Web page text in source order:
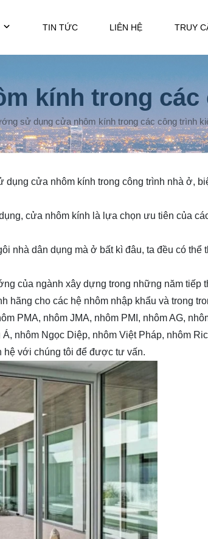
TIN TỨC LIÊN HỆ TRUY
kính trong
sử dụng cửa nhôm kính trong các công trình
cửa nhôm kính trong công trình nhà ở,
cửa nhôm kính là lựa chọn ưu tiên của
nhà dân dụng mà ở bất kì đâu, ta đều có thể
của ngành xây dựng trong những năm tiếp
hãng cho các hệ nhôm nhập khẩu và trong
PMA, nhôm JMA, nhôm PMI, nhôm AG,
nhôm Ngọc Diệp, nhôm Việt Pháp, nhôm
hệ với chúng tôi để được tư vấn.